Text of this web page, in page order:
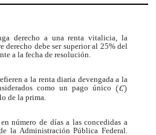
derecho a una renta vitalicia, la
derecho debe ser superior al 25% del
a la fecha de resolución.
a la renta diaria devengada a la
como un pago único
de la prima.
número de días a las concedidas a
la Administración Pública Federal.